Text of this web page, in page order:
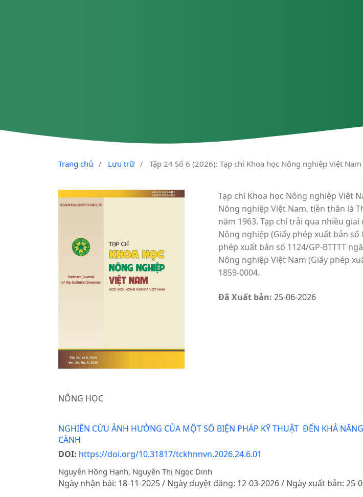
Trang chủ / Lưu trữ / Tập 24 Số 6 (2026): Tạp chí Khoa học Nông nghiệp Việt Nam
Tạp chí Khoa học Nông nghiệp Việt
Nông nghiệp Việt Nam, tiền thân là
năm 1963. Tạp chí trải qua nhiều
Nông nghiệp (Giấy phép xuất bản số
phép xuất bản số 1124/GP-BTTTT
Nông nghiệp Việt Nam (Giấy phép
1859-0004.
Đã Xuất bản:25-06-2026
NÔNG HỌC
NGHIÊN CỨU ẢNH HƯỞNG CỦA MỘT SỐ BIỆN PHÁP KỸ THUẬT ĐẾN KHẢ
CÀNH
DOI: https://doi.org/10.31817/tckhnnvn.2026.24.6.01
Nguyễn Hồng Hạnh, Nguyễn Thị Ngọc Dinh
Ngày nhận bài: 18-11-2025 / Ngày duyệt đăng: 12-03-2026 / Ngày xuất bản: 25-